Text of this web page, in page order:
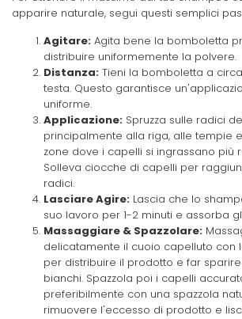
apparire naturale, segui questi semplici
Agitare: Agita bene la bomboletta
distribuire uniformemente la polvere.
Distanza: Tieni la bomboletta a
testa. Questo garantisce
uniforme.
Applicazione: Spruzza sulle radici
principalmente alla riga, alle tempie
zone dove i capelli si ingrassano più
Solleva ciocche di capelli per
radici.
Lasciare Agire: Lascia che lo
suo lavoro per 1-2 minuti e assorba
Massaggiare & Spazzolare:
delicatamente il cuoio capelluto con
per distribuire il prodotto e far
bianchi. Spazzola poi i capelli
preferibilmente con una spazzola
rimuovere l'eccesso di prodotto e